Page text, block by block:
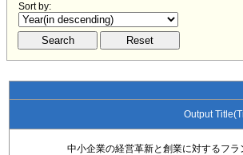
Sort by:
Output
中小企業の経営革新と創業に対するフ